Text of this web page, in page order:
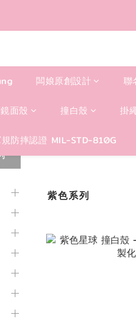
闆娘原創設計 聯
面殼 撞白殼 掛
防摔認證 MIL-STD-810G
紫色系列